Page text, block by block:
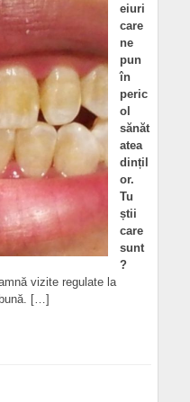
eiuri
care
ne
pun
în
peric
ol
sănăt
atea
dințil
or.
Tu
știi
care
sunt
?
vizite regulate la
[…]